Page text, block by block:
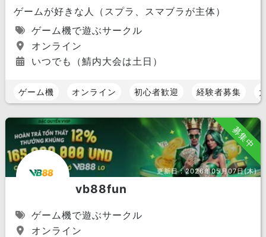
ゲームが好きな人（スプラ、スマブラが主体）
ゲーム機で遊ぶサークル
オンライン
いつでも（鯖内大会は土日）
ゲーム機 オンライン 初心者歓迎 経験者募集
募集中
更新日：2026年05月07日(木)
vb88fun
ゲーム機で遊ぶサークル
オンライン